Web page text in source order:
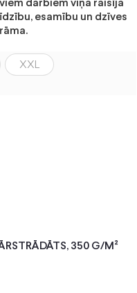
darbiem viņa raisīja
esamību un dzīves
XXL
350 G/M²